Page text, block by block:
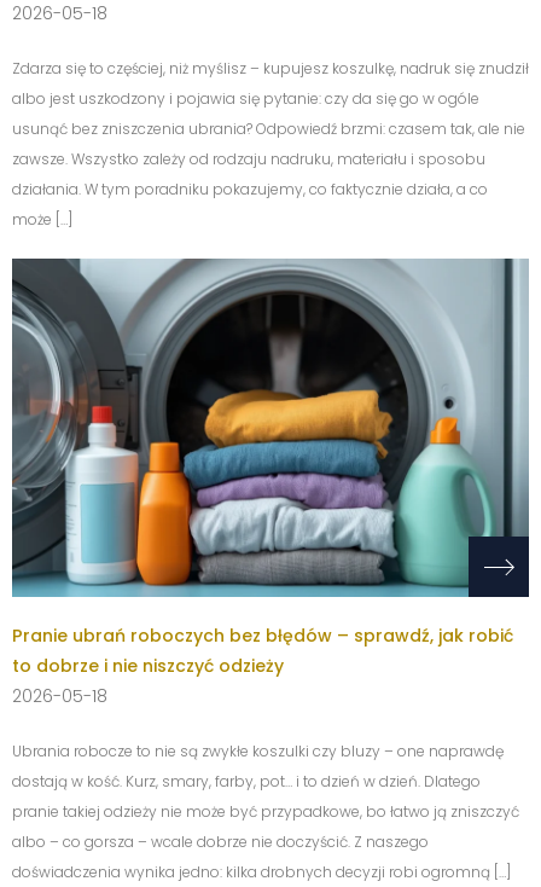
2026-05-18
Zdarza się to częściej, niż myślisz – kupujesz koszulkę, nadruk się znudził
albo jest uszkodzony i pojawia się pytanie: czy da się go w ogóle
usunąć bez zniszczenia ubrania? Odpowiedź brzmi: czasem tak, ale nie
zawsze. Wszystko zależy od rodzaju nadruku, materiału i sposobu
działania. W tym poradniku pokazujemy, co faktycznie działa, a co
może […]
Pranie ubrań roboczych bez błędów – sprawdź, jak robić
to dobrze i nie niszczyć odzieży
2026-05-18
Ubrania robocze to nie są zwykłe koszulki czy bluzy – one naprawdę
dostają w kość. Kurz, smary, farby, pot… i to dzień w dzień. Dlatego
pranie takiej odzieży nie może być przypadkowe, bo łatwo ją zniszczyć
albo – co gorsza – wcale dobrze nie doczyścić. Z naszego
doświadczenia wynika jedno: kilka drobnych decyzji robi ogromną […]